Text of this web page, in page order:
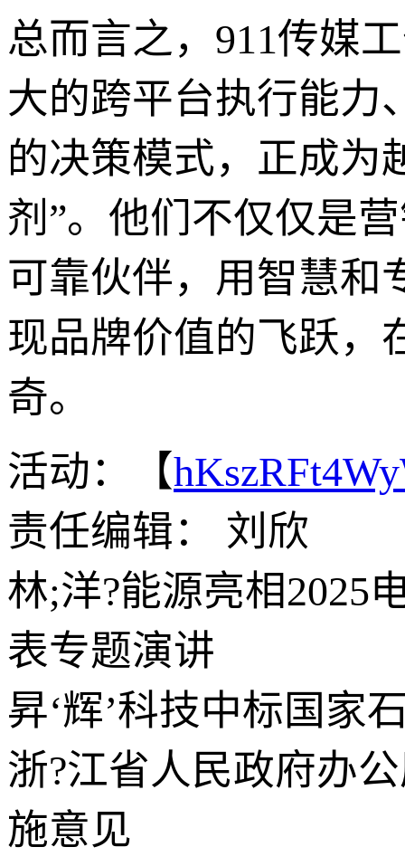
总而言之，911传媒
大的跨平台执行能力
的决策模式，正成为
剂”。他们不仅仅是
可靠伙伴，用智慧和
现品牌价值的飞跃，
奇。
活动：【
责任编辑： 刘欣
林;洋?能源亮相2025
表专题演讲
昇‘辉’科技中标国家
浙?江省人民政府办
施意见